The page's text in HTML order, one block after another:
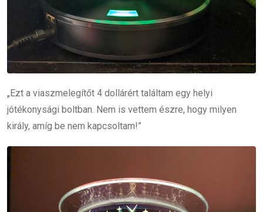
„Ezt a viaszmelegítőt 4 dollárért találtam egy helyi
jótékonysági boltban. Nem is vettem észre, hogy milyen
király, amíg be nem kapcsoltam!”